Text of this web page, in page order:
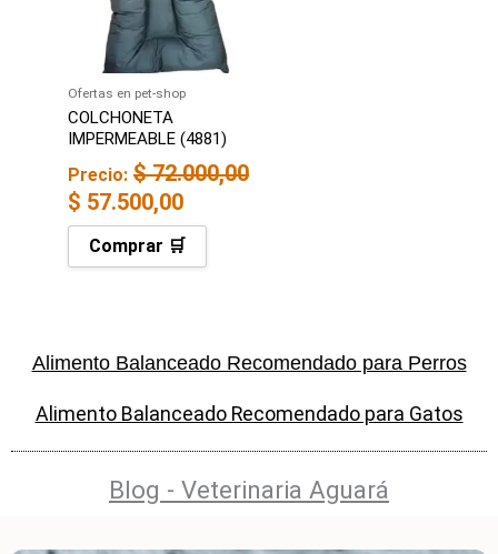
Ofertas en pet-shop
COLCHONETA
IMPERMEABLE (4881)
Precio: $72.000,00
$ 57.500,00
Comprar 🛒
Alimento Balanceado Recomendado para Perros
Alimento Balanceado Recomendado para Gatos
Blog - Veterinaria Aguará